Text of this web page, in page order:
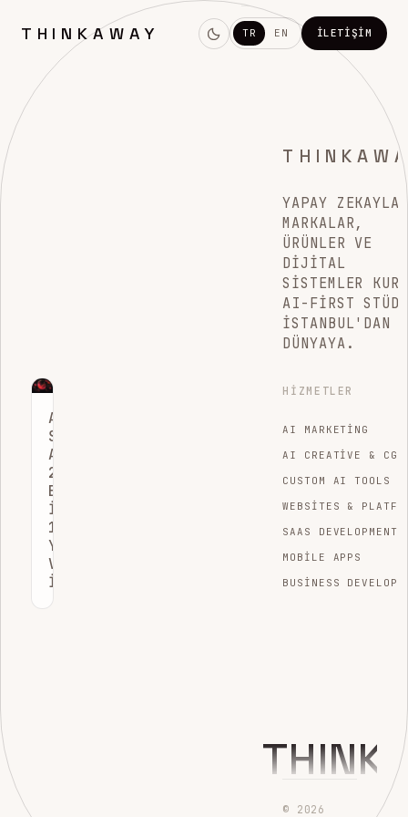
THINKAWAY TR EN İLETIŞIM
AMAZON
SEO
ARAÇLARI:
2026’NIN
EN
İYI
12
YAZILIMI
VE
İNCELEMESI
YAPAY ZEKAYLA
MARKALAR,
ÜRÜNLER VE
DIJITAL
SISTEMLER
AI-FIRST
İSTANBUL'DAN
DÜNYAYA.
HIZMETLER
AI MARKETING
AI CREATIVE & CGI
CUSTOM AI TOOLS
WEBSITES &
SAAS DEVELOPMENT
MOBILE APPS
BUSINESS
© 2026